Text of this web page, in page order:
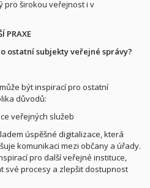
pro širokou veřejnost i v
PRAXE
ostatní subjekty veřejné správy?
být inspirací pro ostatní
důvodů:
veřejných služeb
úspěšné digitalizace, která
komunikaci mezi občany a úřady.
pro další veřejné instituce,
své procesy a zlepšit dostupnost